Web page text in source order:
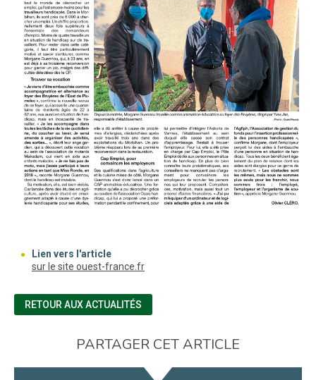
Lien vers l'article
sur le site ouest-france.fr(nouvelle fenêtre)
RETOUR AUX ACTUALITÉS
PARTAGER CET ARTICLE